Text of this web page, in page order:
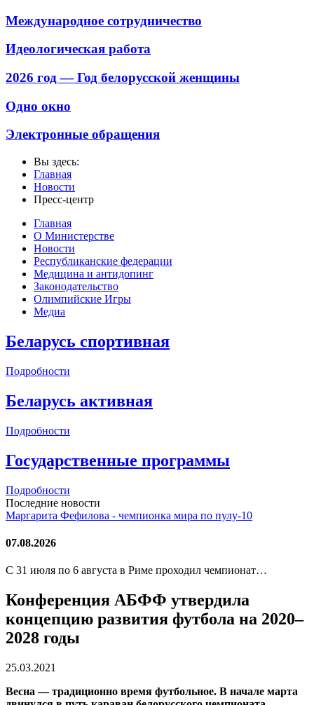
Международное сотрудничество
Идеологическая работа
2026 год — Год белорусской женщины
Одно окно
Электронные обращения
Вы здесь:
Главная
Новости
Пресс-центр
Главная
О Министерстве
Новости
Республиканские федерации
Медицина и антидопинг
Законодательство
Олимпийские Игры
Медиа
Беларусь спортивная
Подробности
Беларусь активная
Подробности
Государственные программы
Подробности
Последние новости
Маргарита Фефилова - чемпионка мира по пулу-10
07.08.2026
С 31 июля по 6 августа в Риме проходил чемпионат…
Конференция АБФФ утвердила
концепцию развития футбола на 2020–
2028 годы
25.03.2021
Весна — традиционно время футбольное. В начале марта